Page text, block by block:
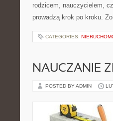
rodzicem, nauczycielem,
prowadzą krok po kroku.
CATEGORIES:
NAUCZANIE
POSTED BY ADMIN